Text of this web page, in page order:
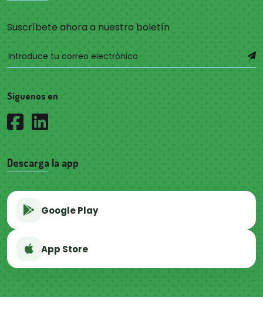
Suscríbete ahora a nuestro boletín
Síguenos en
Descarga la app
Google Play
App Store